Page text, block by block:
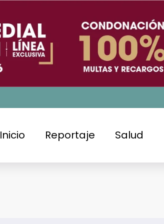
Inicio Reportaje Salud